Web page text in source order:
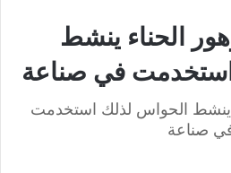
الحناء ينشط
في صناعة
ينشط الحواس لذلك استخدمت
صناعة